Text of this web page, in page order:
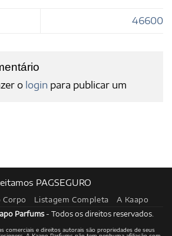
46600
o login para publicar um
PAGSEGURO
Corpo Listagem Completa A Kaapo
Parfums- Todos os direitos reservados.
comerciais e direitos autorais são propriedades de seus